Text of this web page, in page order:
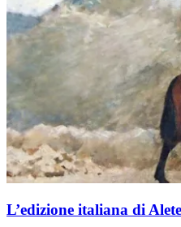
L’edizione italiana di